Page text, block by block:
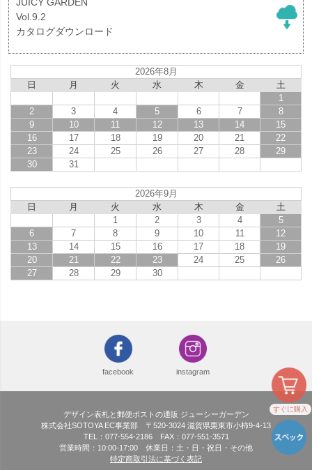
すぐに購入
JUICY GARDEN
Vol.9.2
カタログダウンロード
2026年8月
日
月 火 水 木 金
土
1
2
3 4 5 6 7
8
9
10 11 12 13 14
15
16
17 18 19 20 21
22
23
24 25 26 27 28
29
30
31
2026年9月
日
月 火 水 木 金
土
1
2 3 4
5
6
7 8 9 10 11
12
13
14 15 16 17 18
19
20
21 22 23 24 25
26
27
28 29 30
facebook instagram
デザイン表札と郵便ポストの通販 ジューシーガーデン
株式会社SOTOYA EC事業部 〒520-3024 滋賀県栗東市小柿9-4-13
TEL：077-554-2186 FAX：077-551-3571
営業時間：10:00-17:00 休業日：土・日・祝日・その他
特定商取引法に基づく表記